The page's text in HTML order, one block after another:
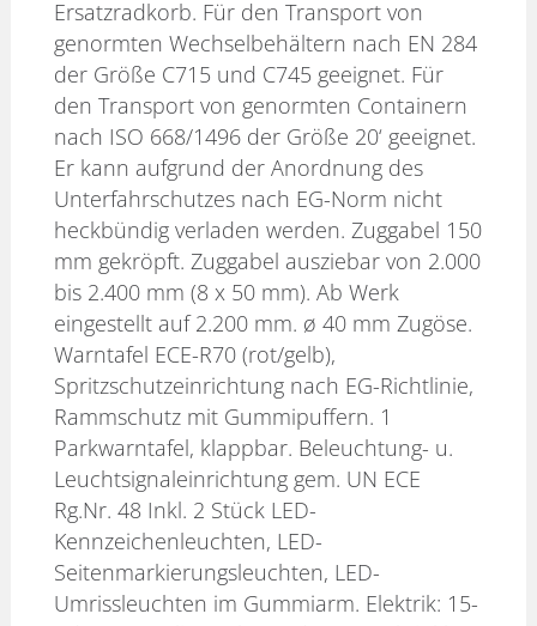
Ersatzradkorb. Für den Transport von
genormten Wechselbehältern nach EN 284
der Größe C715 und C745 geeignet. Für
den Transport von genormten Containern
nach ISO 668/1496 der Größe 20‘ geeignet.
Er kann aufgrund der Anordnung des
Unterfahrschutzes nach EG-Norm nicht
heckbündig verladen werden. Zuggabel 150
mm gekröpft. Zuggabel ausziebar von 2.000
bis 2.400 mm (8 x 50 mm). Ab Werk
eingestellt auf 2.200 mm. ø 40 mm Zugöse.
Warntafel ECE-R70 (rot/gelb),
Spritzschutzeinrichtung nach EG-Richtlinie,
Rammschutz mit Gummipuffern. 1
Parkwarntafel, klappbar. Beleuchtung- u.
Leuchtsignaleinrichtung gem. UN ECE
Rg.Nr. 48 Inkl. 2 Stück LED-
Kennzeichenleuchten, LED-
Seitenmarkierungsleuchten, LED-
Umrissleuchten im Gummiarm. Elektrik: 15-